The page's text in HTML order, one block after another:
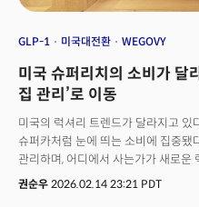
GLP-1 미국대전환 WEGOVY
미국 슈퍼리치의 소비가 달
집 관리’로 이동
미국의 럭셔리 트렌드가 달라지고 있
슈퍼카처럼 눈에 띄는 소비에 집중됐
관리하며, 어디에서 사는가가 새로운
큐레이션 된 음식을 먹고(Food), 의학
권순우 2026.02.14 23:21 PDT